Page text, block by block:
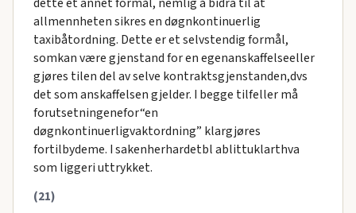
allmennheten sikres en døgnkontinuerlig
taxibåtordning. Dette er et selvstendig formål,
somkan være gjenstand for en egenanskaffelseeller
gjøres tilen del av selve kontraktsgjenstanden,dvs
det som anskaffelsen gjelder. I begge tilfeller må
forutsetningenefor“en
døgnkontinuerligvaktordning” klargjøres
fortilbydeme. I sakenherhardetbl ablittuklarthva
som liggeri uttrykket.
(21)